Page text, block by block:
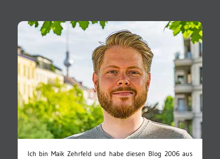
Ich bin Maik Zehrfeld und habe diesen Blog 2006 aus